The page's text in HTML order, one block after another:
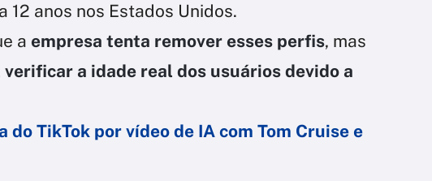
12 anos nos Estados Unidos.
a empresa tenta remover esses perfis, mas
a idade real dos usuários devido a
TikTok por vídeo de IA com Tom Cruise e